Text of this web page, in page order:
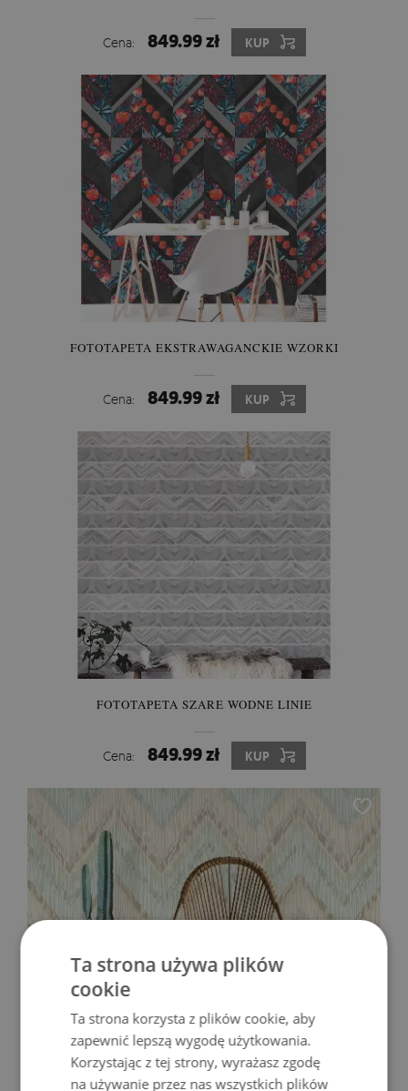
Cena: 849.99 zł KUP
FOTOTAPETA EKSTRAWAGANCKIE WZORKI
Cena: 849.99 zł KUP
FOTOTAPETA SZARE WODNE LINIE
Cena: 849.99 zł KUP
FOTOTAPETA PASTELOWE ZYGZAKI
Ta strona używa plików
cookie
Ta strona korzysta z plików cookie, aby
zapewnić lepszą wygodę użytkowania.
Korzystając z tej strony, wyrażasz zgodę
na używanie przez nas wszystkich plików